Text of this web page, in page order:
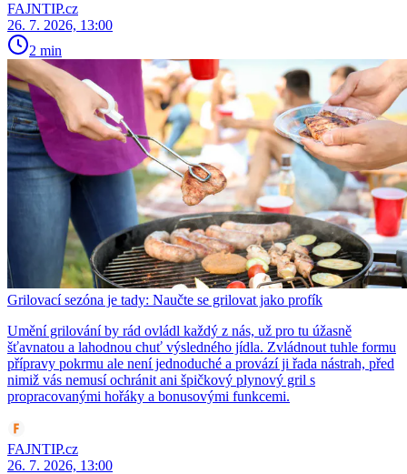
FAJNTIP.cz
26. 7. 2026, 13:00
2 min
Grilovací sezóna je tady: Naučte se grilovat jako profík
Umění grilování by rád ovládl každý z nás, už pro tu úžasně
šťavnatou a lahodnou chuť výsledného jídla. Zvládnout tuhle formu
přípravy pokrmu ale není jednoduché a provází ji řada nástrah, před
nimiž vás nemusí ochránit ani špičkový plynový gril s
propracovanými hořáky a bonusovými funkcemi.
FAJNTIP.cz
26. 7. 2026, 13:00